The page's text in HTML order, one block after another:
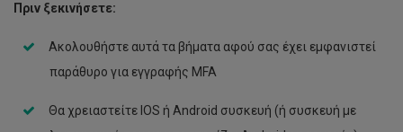
Εκτυπώσεις
Πριν ξεκινήσετε:
Ακολουθήστε αυτά τα βήματα αφού σας έχει εμφανιστεί
παράθυρο για εγγραφής MFA
Θα χρειαστείτε IOS ή Android συσκευή (ή συσκευή με